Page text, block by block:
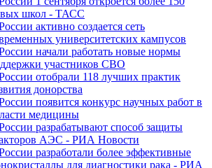
школ - ТАСС
активно создается сеть
университетских кампусов
начали работать новые нормы
участников СВО
отобрали 118 лучших практик
донорства
появится конкурс научных работ в
медицины
разрабатывают способ защиты
АЭС - РИА Новости
разработали более эффективные
для диагностики рака - РИА